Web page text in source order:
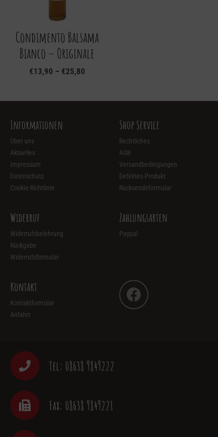
auf
der
Produktseite
Condimento Balsama
Bianco – Originale
€13,90 – €25,80
Varianten
auf.
Die
Optionen
können
auf
gewählt
werden
Informationen
Über uns
Aktuelles
Impressum
Datenschutz
Cookie-Richtlinie
Shop Service
Rechtliches
AGB
Versandbedingungen
Defektes Produkt
Rücksendeformular
Widerruf
Widerrufsbelehrung
Rückgabe
Widerrufsformular
Zahlungsarten
Paypal
Kontakt
Kontaktformular
Anfahrt
Tel: 08638 9849222
Fax: 08638 9849221